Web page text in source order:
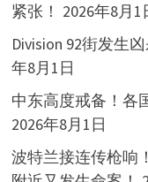
紧张！ 2026年8月1
Division 92街发生
年8月1日
中东高度戒备！各
2026年8月1日
波特兰接连传枪响